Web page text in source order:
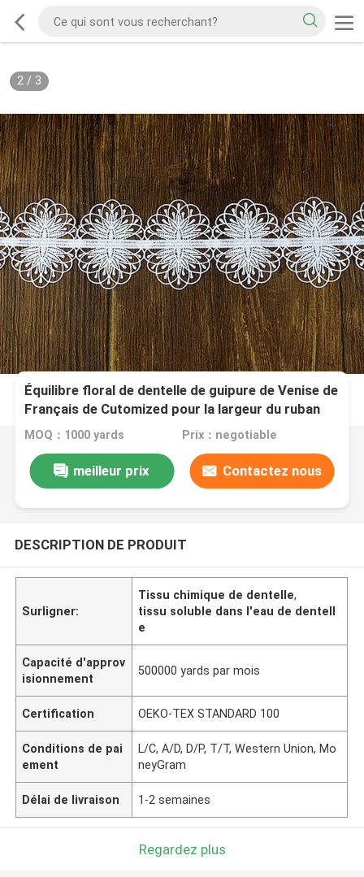
2/ 3
Équilibre floral de dentelle de guipure de Venise de
Français de Cutomized pour la largeur du ruban
7CM d'habillement
MOQ：1000 yards Prix：negotiable
meilleur prix Contactez nous
DESCRIPTION DE PRODUIT
Surligner:
Tissu chimique de dentelle,
tissu soluble dans l'eau de dentell
e
Capacité d'approv
isionnement
500000 yards par mois
Certification OEKO-TEX STANDARD 100
Conditions de pai
ement
L/C, A/D, D/P, T/T, Western Union, Mo
neyGram
Délai de livraison 1-2 semaines
Regardez plus